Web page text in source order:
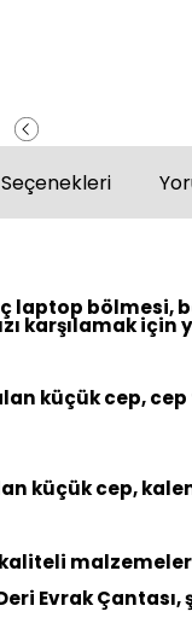
laptop bölmesi,
karşılamak
küçük cep,
küçük cep,
kaliteli
Evrak